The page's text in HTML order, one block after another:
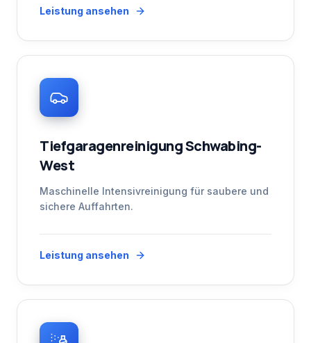
Leistung ansehen
Tiefgaragenreinigung Schwabing-
West
Maschinelle Intensivreinigung für saubere und
sichere Auffahrten.
Leistung ansehen